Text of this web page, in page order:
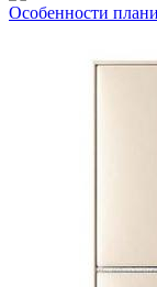
Особенности